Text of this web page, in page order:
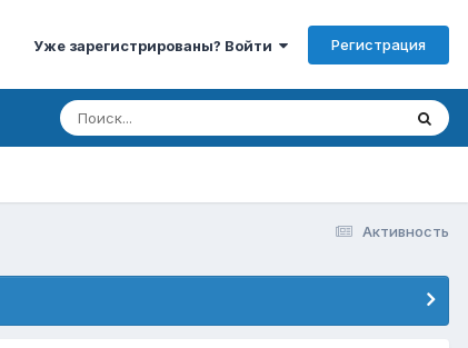
Уже зарегистрированы? Войти Регистрация
Активность